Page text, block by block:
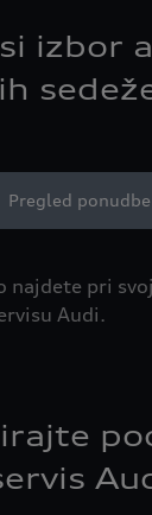
izbor
Pregled ponudbe
najdete pri
Audi.